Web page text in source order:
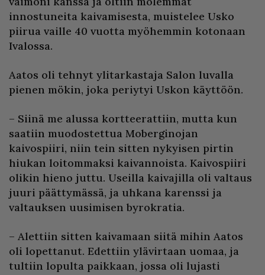
innostuneita kaivamisesta, muistelee Usko
piirua vaille 40 vuotta myöhemmin kotonaan
Ivalossa.
Aatos oli tehnyt ylitarkastaja Salon luvalla
pienen mökin, joka periytyi Uskon käyttöön.
– Siinä me alussa kortteerattiin, mutta kun
saatiin muodostettua Moberginojan
kaivospiiri, niin tein sitten nykyisen pirtin
hiukan loitommaksi kaivannoista. Kaivospiiri
olikin hieno juttu. Useilla kaivajilla oli valtaus
juuri päättymässä, ja uhkana karenssi ja
valtauksen uusimisen byrokratia.
– Alettiin sitten kaivamaan siitä mihin Aatos
oli lopettanut. Edettiin ylävirtaan uomaa, ja
tultiin lopulta paikkaan, jossa oli lujasti